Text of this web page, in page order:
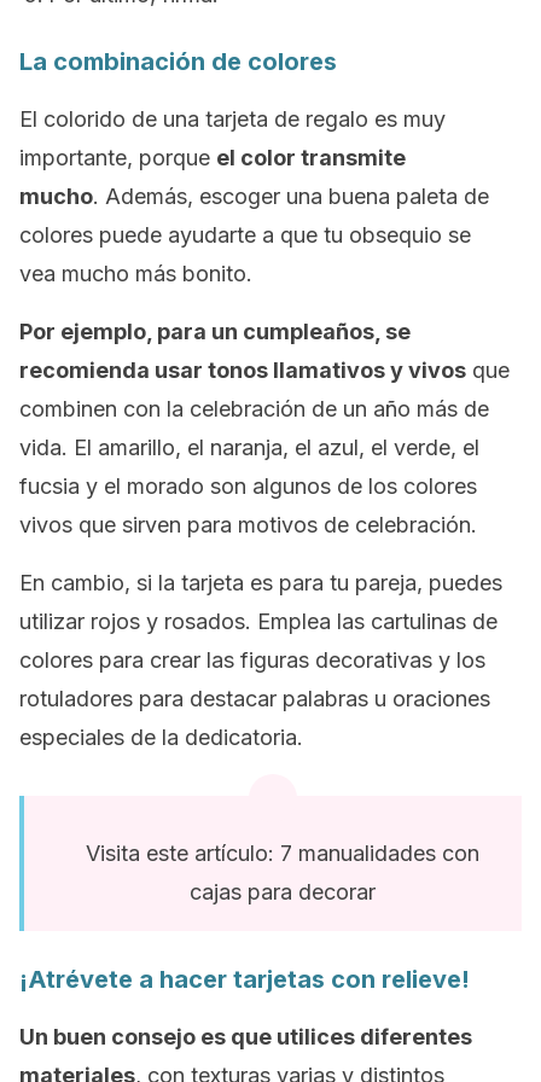
La combinación de colores
El colorido de una tarjeta de regalo es muy
importante, porque el color transmite
mucho. Además, escoger una buena paleta de
colores puede ayudarte a que tu obsequio se
vea mucho más bonito.
Por ejemplo, para un cumpleaños, se
recomienda usar tonos llamativos y vivos que
combinen con la celebración de un año más de
vida. El amarillo, el naranja, el azul, el verde, el
fucsia y el morado son algunos de los colores
vivos que sirven para motivos de celebración.
En cambio, si la tarjeta es para tu pareja, puedes
utilizar rojos y rosados. Emplea las cartulinas de
colores para crear las figuras decorativas y los
rotuladores para destacar palabras u oraciones
especiales de la dedicatoria.
Visita este artículo: 7 manualidades con
cajas para decorar
¡Atrévete a hacer tarjetas con relieve!
Un buen consejo es que utilices diferentes
materiales, con texturas varias y distintos